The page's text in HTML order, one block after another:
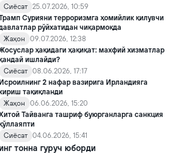
Сиёсат 25.07.2026, 10:59
Сурияни терроризмга ҳомийлик қилувчи
рўйхатидан чиқармоқда
Жаҳон
09.07.2026, 12:38
ҳақидаги ҳақиқат: махфий хизматлар
ишлайди?
Сиёсат 08.06.2026, 17:17
Исроилнинг 2 нафар вазирига Ирландияга
тақиқланди
Жаҳон
06.06.2026, 15:20
Тайванга ташриф буюрганларга санкция
Сиёсат 04.06.2026, 15:41
тонна гуруч юборди